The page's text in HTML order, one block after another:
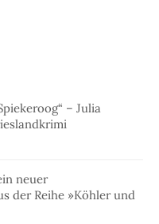
– Julia
neuer
der Reihe »Köhler und